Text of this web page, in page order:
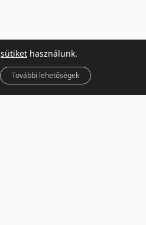
sütiket használunk.
További lehetőségek